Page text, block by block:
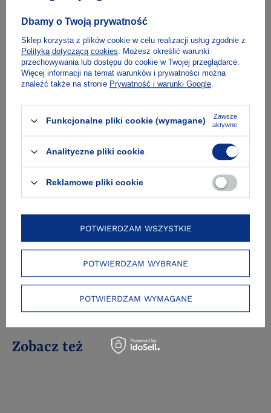
o rzeczywiste skutki innowacji wprowadzanych przez
krokiem na ścieżce rozwoju technologii nie będzie
lecz – nowej metafory.
Książkę uzupełnia krótki opis procesu projektowania
zorientowanego na użytkownika oraz lista kamieni
milowych w historii projektowania – od fotela
Ludwika XV po przepisy o RODO.
O autorach
Dostawa i płatność
Zobacz też
Dbamy o Twoją prywatność
Sklep korzysta z plików cookie w celu realizacji usług zgodnie z
Polityką dotyczącą cookies. Możesz określić warunki
przechowywania lub dostępu do cookie w Twojej przeglądarce.
Więcej informacji na temat warunków i prywatności można
znaleźć także na stronie Prywatność i warunki Google.
Funkcjonalne pliki cookie (wymagane)
Zawsze
aktywne
Analityczne pliki cookie
Reklamowe pliki cookie
POTWIERDZAM WYBRANE
POTWIERDZAM WYMAGANE
POTWIERDZAM WSZYSTKIE